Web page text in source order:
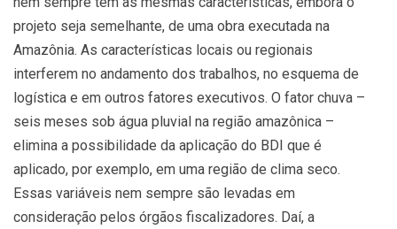
projeto seja semelhante, de uma obra executada na
Amazônia. As características locais ou regionais
interferem no andamento dos trabalhos, no esquema de
logística e em outros fatores executivos. O fator chuva –
seis meses sob água pluvial na região amazônica –
elimina a possibilidade da aplicação do BDI que é
aplicado, por exemplo, em uma região de clima seco.
Essas variáveis nem sempre são levadas em
consideração pelos órgãos fiscalizadores. Daí, a